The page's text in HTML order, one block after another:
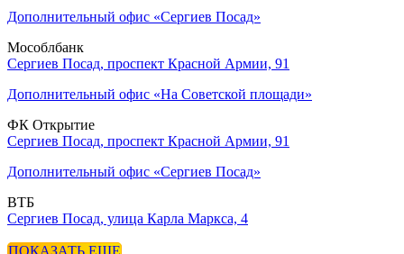
Дополнительный офис «Сергиев Посад»
Мособлбанк
Сергиев Посад, проспект Красной Армии, 91
Дополнительный офис «На Советской площади»
ФК Открытие
Сергиев Посад, проспект Красной Армии, 91
Дополнительный офис «Сергиев Посад»
ВТБ
Сергиев Посад, улица Карла Маркса, 4